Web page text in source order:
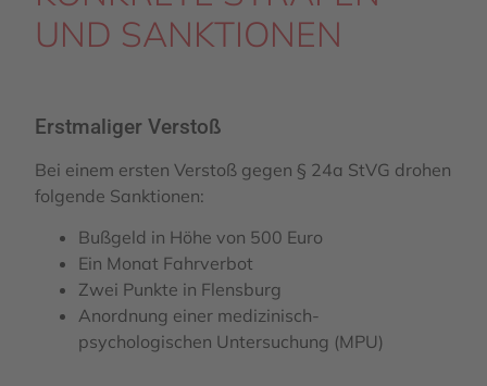
UND SANKTIONEN
Erstmaliger Verstoß
Bei einem ersten Verstoß gegen § 24a StVG drohen
folgende Sanktionen:
Bußgeld in Höhe von 500 Euro
Ein Monat Fahrverbot
Zwei Punkte in Flensburg
Anordnung einer medizinisch-
psychologischen Untersuchung (MPU)